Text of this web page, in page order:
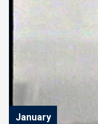
January